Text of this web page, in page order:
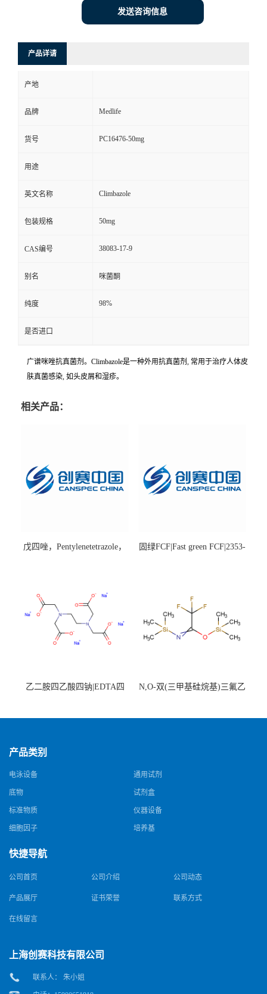
发送咨询信息
产品详请
产地
品牌 Medlife
货号 PC16476-50mg
用途
英文名称 Climbazole
包装规格 50mg
CAS编号 38083-17-9
别名 咪菌酮
纯度 98%
是否进口
广谱咪唑抗真菌剂。Climbazole是一种外用抗真菌剂, 常用于治疗人体皮
肤真菌感染, 如头皮屑和湿疹。
相关产品：
戊四唑，Pentylenetetrazole，
固绿FCF|Fast green FCF|2353-
乙二胺四乙酸四钠|EDTA四
N,O-双(三甲基硅烷基)三氟乙
产品类别
电泳设备 通用试剂
底物 试剂盒
标准物质 仪器设备
细胞因子 培养基
快捷导航
公司首页 公司介绍 公司动态
产品展厅 证书荣誉 联系方式
在线留言
上海创赛科技有限公司
联系人： 朱小姐